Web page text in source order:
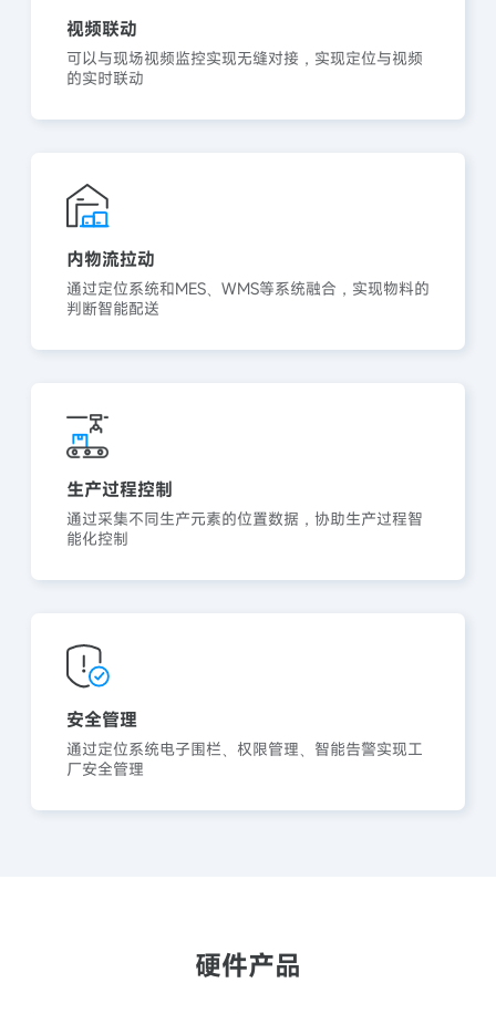
视频联动
可以与现场视频监控实现无缝对接，实现定位与视频
的实时联动
内物流拉动
通过定位系统和MES、WMS等系统融合，实现物料的
判断智能配送
生产过程控制
通过采集不同生产元素的位置数据，协助生产过程智
能化控制
安全管理
通过定位系统电子围栏、权限管理、智能告警实现工
厂安全管理
硬件产品